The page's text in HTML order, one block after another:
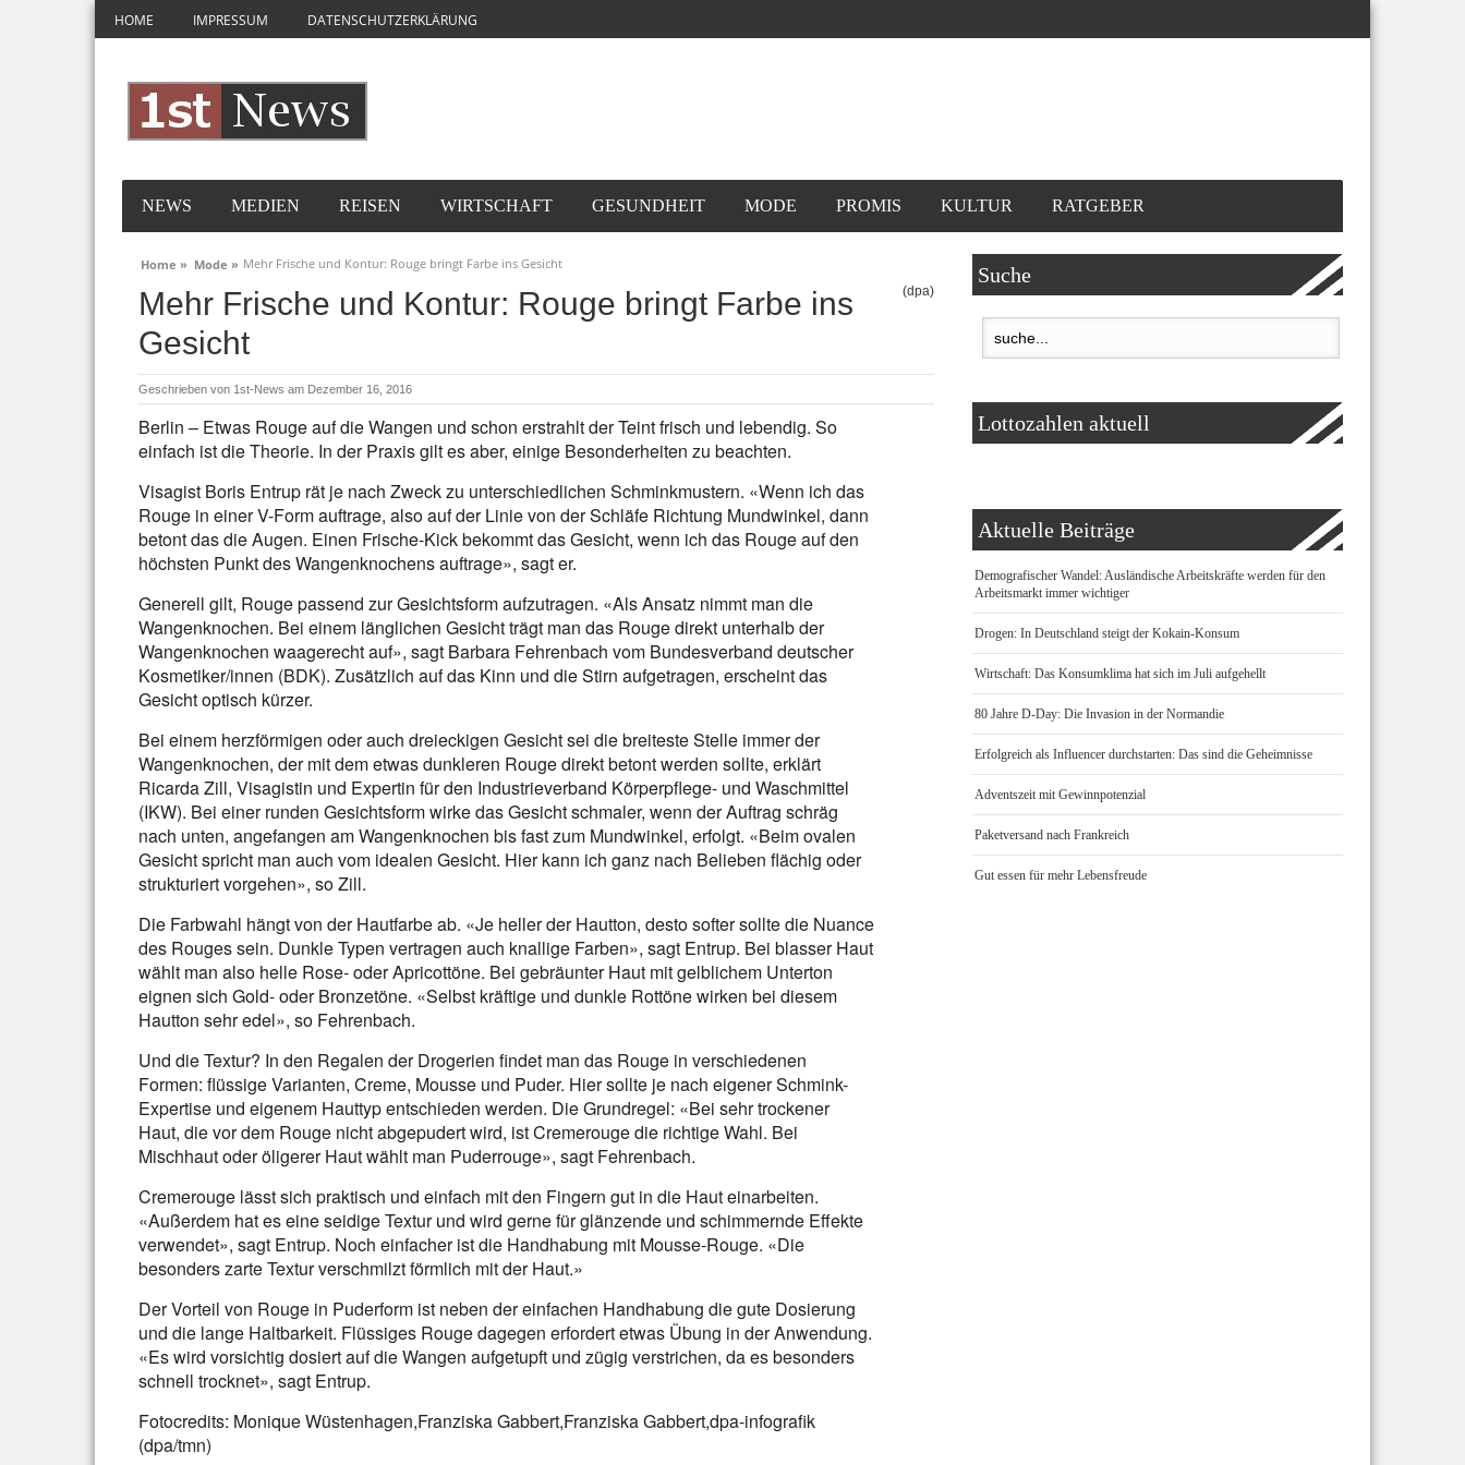
HOME IMPRESSUM DATENSCHUTZERKLÄRUNG
NEWS MEDIEN REISEN WIRTSCHAFT GESUNDHEIT MODE PROMIS KULTUR RATGEBER
Home » Mode » Mehr Frische und Kontur: Rouge bringt Farbe ins Gesicht
Mehr Frische und Kontur: Rouge bringt Farbe ins
Gesicht
(dpa)
Geschrieben von 1st-News am Dezember 16, 2016
Berlin – Etwas Rouge auf die Wangen und schon erstrahlt der Teint frisch und lebendig. So
einfach ist die Theorie. In der Praxis gilt es aber, einige Besonderheiten zu beachten.
Visagist Boris Entrup rät je nach Zweck zu unterschiedlichen Schminkmustern. «Wenn ich das
Rouge in einer V-Form auftrage, also auf der Linie von der Schläfe Richtung Mundwinkel, dann
betont das die Augen. Einen Frische-Kick bekommt das Gesicht, wenn ich das Rouge auf den
höchsten Punkt des Wangenknochens auftrage», sagt er.
Generell gilt, Rouge passend zur Gesichtsform aufzutragen. «Als Ansatz nimmt man die
Wangenknochen. Bei einem länglichen Gesicht trägt man das Rouge direkt unterhalb der
Wangenknochen waagerecht auf», sagt Barbara Fehrenbach vom Bundesverband deutscher
Kosmetiker/innen (BDK). Zusätzlich auf das Kinn und die Stirn aufgetragen, erscheint das
Gesicht optisch kürzer.
Bei einem herzförmigen oder auch dreieckigen Gesicht sei die breiteste Stelle immer der
Wangenknochen, der mit dem etwas dunkleren Rouge direkt betont werden sollte, erklärt
Ricarda Zill, Visagistin und Expertin für den Industrieverband Körperpflege- und Waschmittel
(IKW). Bei einer runden Gesichtsform wirke das Gesicht schmaler, wenn der Auftrag schräg
nach unten, angefangen am Wangenknochen bis fast zum Mundwinkel, erfolgt. «Beim ovalen
Gesicht spricht man auch vom idealen Gesicht. Hier kann ich ganz nach Belieben flächig oder
strukturiert vorgehen», so Zill.
Die Farbwahl hängt von der Hautfarbe ab. «Je heller der Hautton, desto softer sollte die Nuance
des Rouges sein. Dunkle Typen vertragen auch knallige Farben», sagt Entrup. Bei blasser Haut
wählt man also helle Rose- oder Apricottöne. Bei gebräunter Haut mit gelblichem Unterton
eignen sich Gold- oder Bronzetöne. «Selbst kräftige und dunkle Rottöne wirken bei diesem
Hautton sehr edel», so Fehrenbach.
Und die Textur? In den Regalen der Drogerien findet man das Rouge in verschiedenen
Formen: flüssige Varianten, Creme, Mousse und Puder. Hier sollte je nach eigener Schmink-
Expertise und eigenem Hauttyp entschieden werden. Die Grundregel: «Bei sehr trockener
Haut, die vor dem Rouge nicht abgepudert wird, ist Cremerouge die richtige Wahl. Bei
Mischhaut oder öligerer Haut wählt man Puderrouge», sagt Fehrenbach.
Cremerouge lässt sich praktisch und einfach mit den Fingern gut in die Haut einarbeiten.
«Außerdem hat es eine seidige Textur und wird gerne für glänzende und schimmernde Effekte
verwendet», sagt Entrup. Noch einfacher ist die Handhabung mit Mousse-Rouge. «Die
besonders zarte Textur verschmilzt förmlich mit der Haut.»
Der Vorteil von Rouge in Puderform ist neben der einfachen Handhabung die gute Dosierung
und die lange Haltbarkeit. Flüssiges Rouge dagegen erfordert etwas Übung in der Anwendung.
«Es wird vorsichtig dosiert auf die Wangen aufgetupft und zügig verstrichen, da es besonders
schnell trocknet», sagt Entrup.
Fotocredits: Monique Wüstenhagen,Franziska Gabbert,Franziska Gabbert,dpa-infografik
(dpa/tmn)
Suche
Lottozahlen aktuell
Aktuelle Beiträge
Demografischer Wandel: Ausländische Arbeitskräfte werden für den
Arbeitsmarkt immer wichtiger
Drogen: In Deutschland steigt der Kokain-Konsum
Wirtschaft: Das Konsumklima hat sich im Juli aufgehellt
80 Jahre D-Day: Die Invasion in der Normandie
Erfolgreich als Influencer durchstarten: Das sind die Geheimnisse
Adventszeit mit Gewinnpotenzial
Paketversand nach Frankreich
Gut essen für mehr Lebensfreude